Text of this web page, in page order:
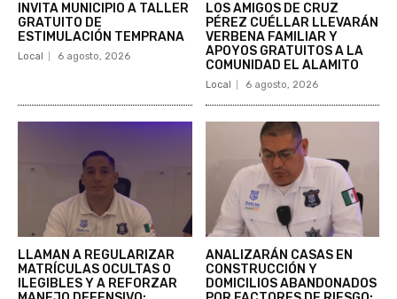
INVITA MUNICIPIO A TALLER
GRATUITO DE
ESTIMULACIÓN TEMPRANA
Local 6 agosto, 2026
LOS AMIGOS DE CRUZ
PÉREZ CUÉLLAR LLEVARÁN
VERBENA FAMILIAR Y
APOYOS GRATUITOS A LA
COMUNIDAD EL ALAMITO
Local 6 agosto, 2026
LLAMAN A REGULARIZAR
MATRÍCULAS OCULTAS O
ILEGIBLES Y A REFORZAR
ANALIZARÁN CASAS EN
CONSTRUCCIÓN Y
DOMICILIOS ABANDONADOS